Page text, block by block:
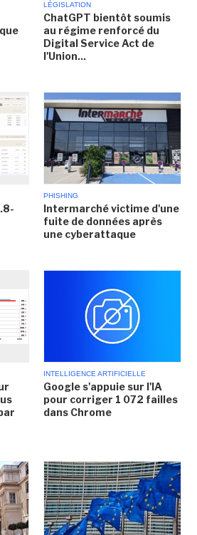
LÉGISLATION
ChatGPT bientôt soumis
au régime renforcé du
Digital Service Act de
l'Union...
PHISHING
Intermarché victime d'une
fuite de données après
une cyberattaque
INTELLIGENCE ARTIFICIELLE
Google s'appuie sur l'IA
pour corriger 1 072 failles
dans Chrome